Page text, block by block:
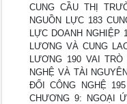
CUNG CẦU THỊ
NGUỒN LỰC 183
LỰC DOANH NGHIỆP
LƯƠNG VÀ CUNG
LƯƠNG 190 VAI
NGHỆ VÀ TÀI
ĐỔI CÔNG NGHỆ
CHƯƠNG 9: NGOẠI